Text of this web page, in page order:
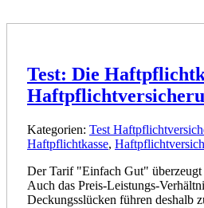
Test: Die
Kategorien: Test
Haftpflichtkasse,
Der Tarif "Einfach Gut" überzeugt
Auch das Preis-Leistungs-
Deckungsslücken führen deshalb